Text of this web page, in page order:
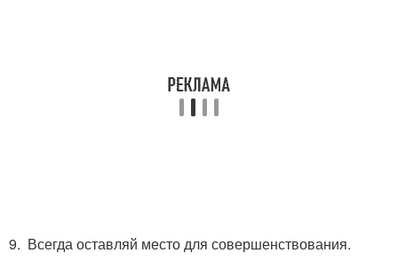
9. Всегда оставляй место для совершенствования.